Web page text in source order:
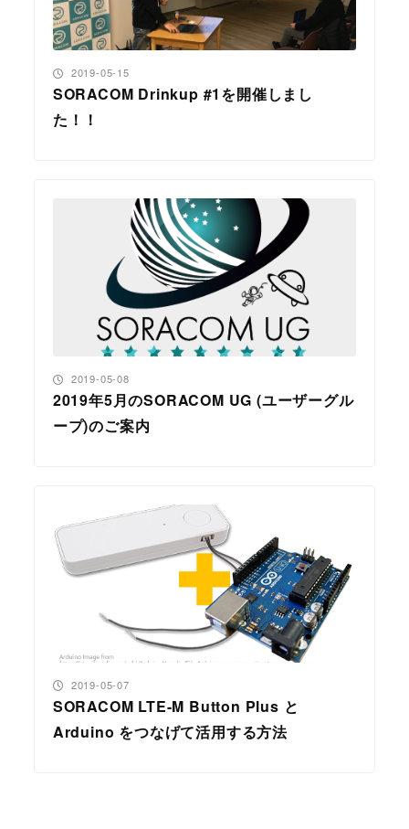
SORACOM Drinkup #1を開催しまし
た！！
投稿日
2019-05-15
2019年5月のSORACOM UG (ユーザーグル
ープ)のご案内
投稿日
2019-05-08
SORACOM LTE-M Button Plus と
Arduino をつなげて活用する方法
投稿日
2019-05-07